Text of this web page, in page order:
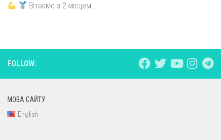
Вітаємо з 2 місцем...
FOLLOW:
МОВА САЙТУ
English